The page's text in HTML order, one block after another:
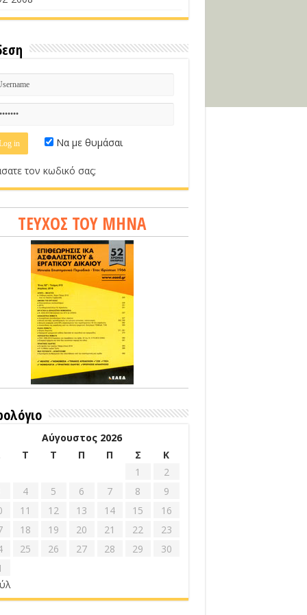
Να με θυμάσαι
τον κωδικό σας;
ΤΕΥΧΟΣ ΤΟΥ ΜΗΝΑ
Αύγουστος 2026
Τ Τ Π Π Σ
Κ
1
2
4 5 6 7 8
9
11 12 13 14 15
16
18 19 20 21 22
23
25 26 27 28 29
30